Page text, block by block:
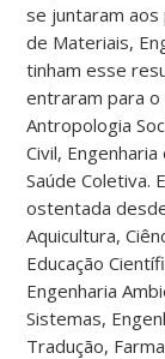
se juntaram aos
de Materiais,
tinham esse
entraram para
Antropologia
Civil,
Saúde Coletiva.
ostentada
Aquicultura,
Educação
Engenharia
Sistemas,
Tradução,